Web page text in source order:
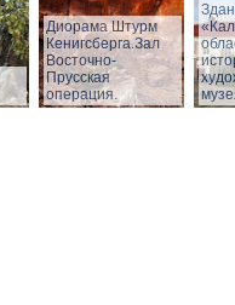
Диорама Штурм
Кенигсберга.Зал
Восточно-
Прусская
операция.